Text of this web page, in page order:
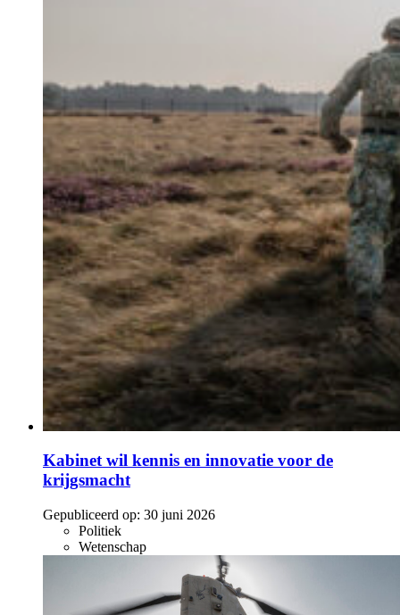
Kabinet wil kennis en innovatie voor de
krijgsmacht
Gepubliceerd op: 30 juni 2026
Politiek
Wetenschap